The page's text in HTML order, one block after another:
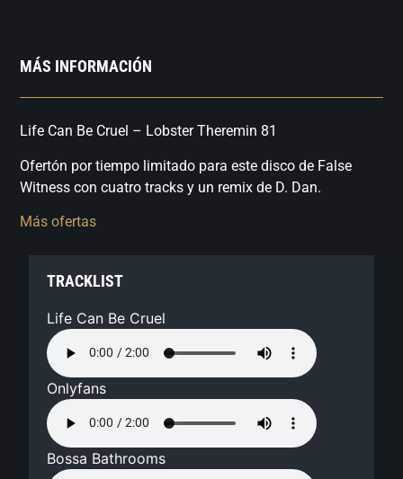
MÁS INFORMACIÓN
Life Can Be Cruel – Lobster Theremin 81
Ofertón por tiempo limitado para este disco de False
Witness con cuatro tracks y un remix de D. Dan.
Más ofertas
TRACKLIST
Life Can Be Cruel
Onlyfans
Bossa Bathrooms